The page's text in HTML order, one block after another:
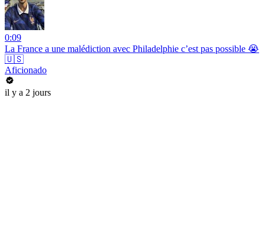
0:09
La France a une malédiction avec Philadelphie c’est pas possible 😭
🇺🇸
Aficionado
il y a 2 jours